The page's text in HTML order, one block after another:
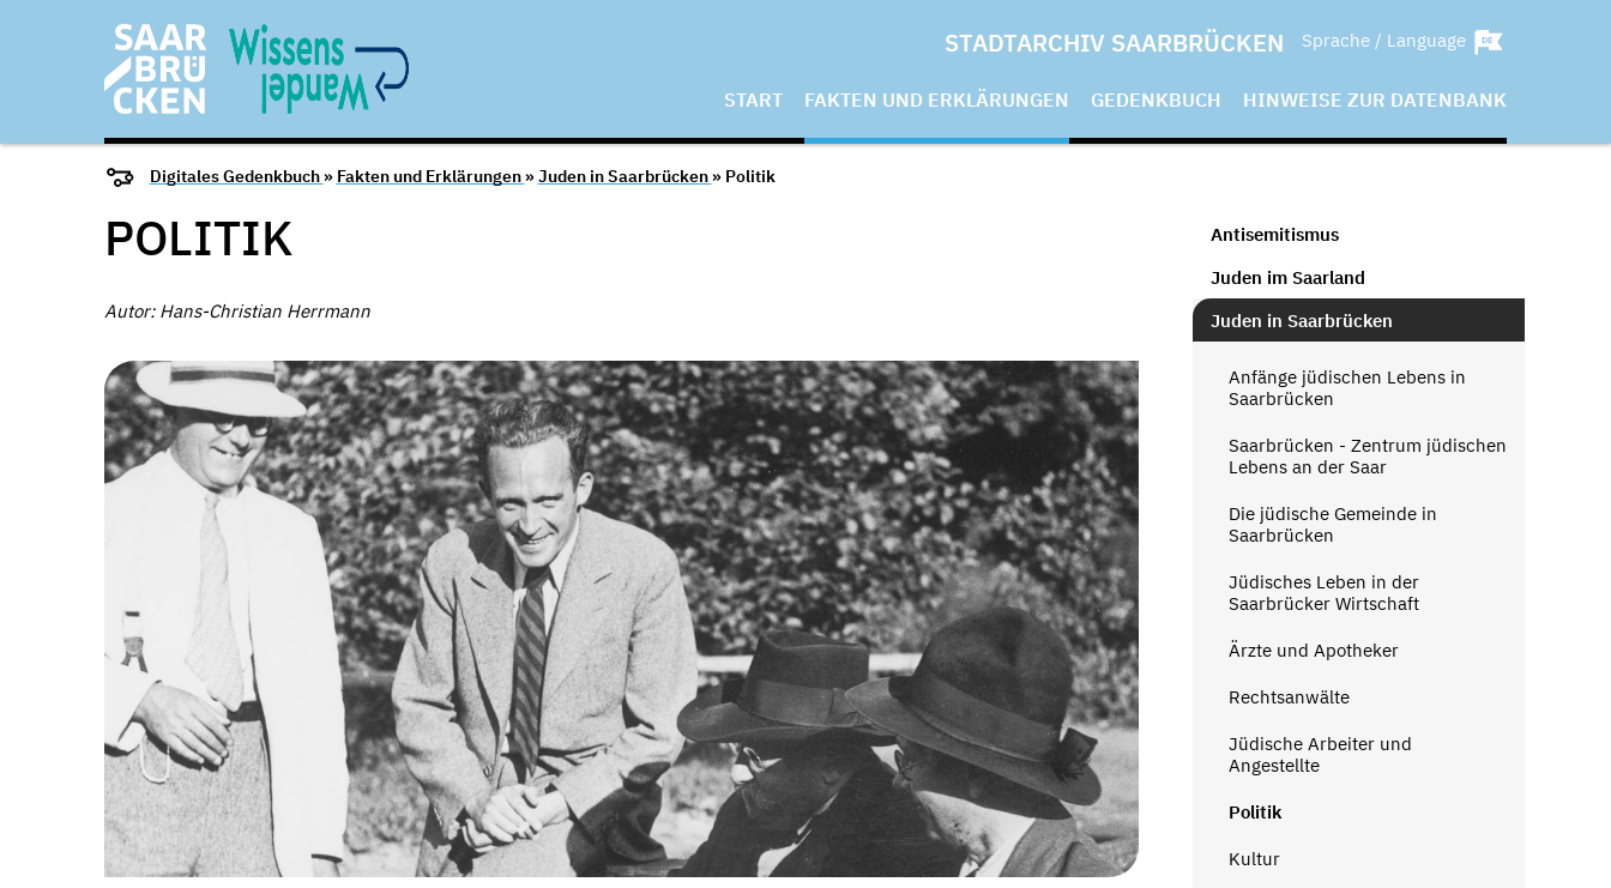
STADTARCHIV SAARBRÜCKEN Sprache / Language
START FAKTEN UND ERKLÄRUNGEN GEDENKBUCH HINWEISE ZUR DATENBANK
Digitales Gedenkbuch » Fakten und Erklärungen »Juden in Saarbrücken » Politik
POLITIK
Autor: Hans-Christian Herrmann
Antisemitismus
Juden im Saarland
Juden in Saarbrücken
Anfänge jüdischen Lebens in
Saarbrücken
Saarbrücken - Zentrum jüdischen
Lebens an der Saar
Die jüdische Gemeinde in
Saarbrücken
Jüdisches Leben in der
Saarbrücker Wirtschaft
Ärzte und Apotheker
Rechtsanwälte
Jüdische Arbeiter und
Angestellte
Politik
Kultur